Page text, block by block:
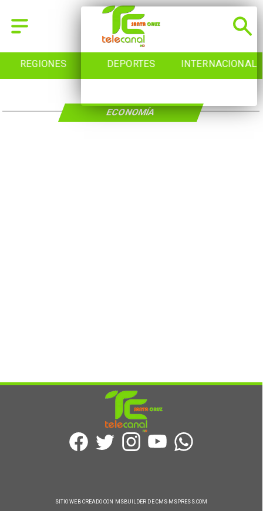
REGIONES DEPORTES INTERNACIONAL
ECONOMÍA
SITIO WEB CREADO CON MSBUILDER DE CMS-MSPRESS.COM